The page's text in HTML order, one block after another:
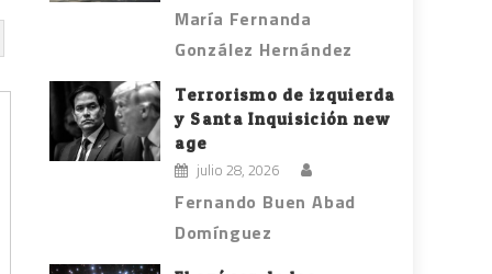
María Fernanda
González Hernández
Terrorismo de izquierda
y Santa Inquisición new
age
julio 28, 2026
Fernando Buen Abad
Domínguez